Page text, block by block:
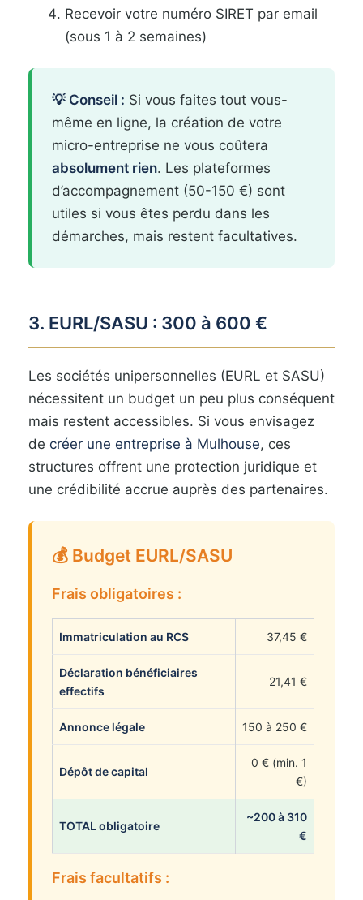
Recevoir votre numéro SIRET par email
(sous 1 à 2 semaines)
💡 Conseil : Si vous faites tout vous-
même en ligne, la création de votre
micro-entreprise ne vous coûtera
absolument rien. Les plateformes
d’accompagnement (50-150 €) sont
utiles si vous êtes perdu dans les
démarches, mais restent facultatives.
3. EURL/SASU : 300 à 600 €
Les sociétés unipersonnelles (EURL et SASU)
nécessitent un budget un peu plus conséquent
mais restent accessibles. Si vous envisagez
de créer une entreprise à Mulhouse, ces
structures offrent une protection juridique et
une crédibilité accrue auprès des partenaires.
💰 Budget EURL/SASU
Frais obligatoires :
Immatriculation au RCS 37,45 €
Déclaration bénéficiaires
effectifs
21,41 €
Annonce légale 150 à 250 €
Dépôt de capital
0 € (min. 1
€)
TOTAL obligatoire
~200 à 310
€
Frais facultatifs :